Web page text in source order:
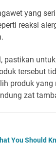
yang
reaksi
pastikan
tersebut
produk
zat
You Should